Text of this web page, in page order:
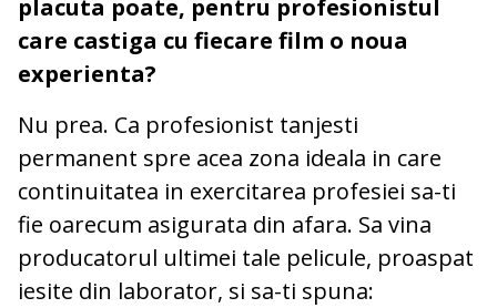
placuta poate, pentru profesionistul
care castiga cu fiecare film o noua
experienta?
Nu prea. Ca profesionist tanjesti
permanent spre acea zona ideala in care
continuitatea in exercitarea profesiei sa-ti
fie oarecum asigurata din afara. Sa vina
producatorul ultimei tale pelicule, proaspat
iesite din laborator, si sa-ti spuna: